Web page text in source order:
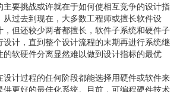
要挑战或许就在于如何使相互竞争的设计指
从过去到现在，大多数工程师或擅长软件设
，但还较少两者都擅长，软件子系统和硬件子
设计，直到整个设计流程的末期再进行系统继
的软硬件分离显然难以做到设计指标的最优
计过程的任何阶段都能选择用硬件或软件来
供更好的最佳化系统。目前，可编程硬件技术